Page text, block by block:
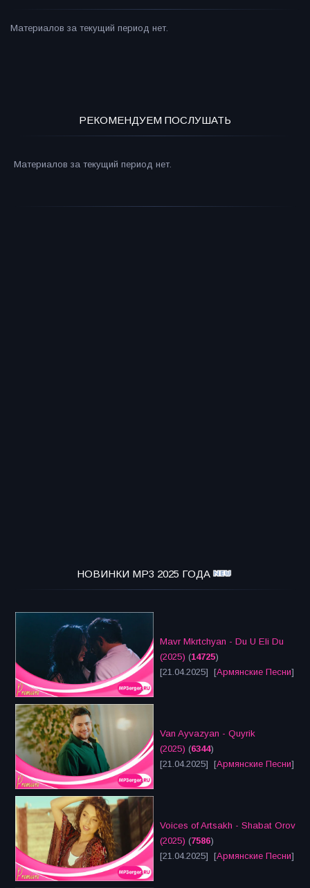
Материалов за текущий период нет.
РЕКОМЕНДУЕМ ПОСЛУШАТЬ
Материалов за текущий период нет.
НОВИНКИ MP3 2025 ГОДА
Mavr Mkrtchyan - Du U Eli Du
(2025) (14725)
[21.04.2025] [Армянские Песни]
Van Ayvazyan - Quyrik
(2025) (6344)
[21.04.2025] [Армянские Песни]
Voices of Artsakh - Shabat Orov
(2025) (7586)
[21.04.2025] [Армянские Песни]